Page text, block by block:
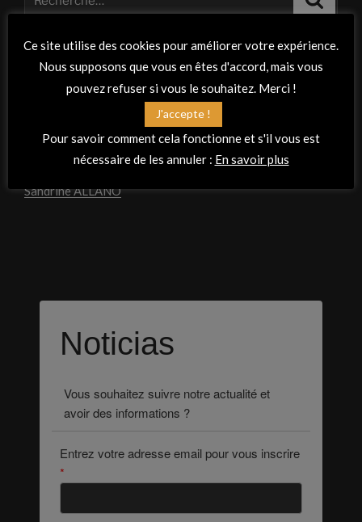
pour
À PROPOS DE CE SITE
Crédits photos :
Conception et réalisation :
Laura MOLINA
Sandrine ALLANO
Noticias
Vous souhaitez suivre notre actualité et
avoir des informations ?
Entrez votre adresse email pour vous inscrire
*
Ce site utilise des cookies pour améliorer votre expérience.
Nous supposons que vous en êtes d'accord, mais vous
pouvez refuser si vous le souhaitez. Merci !
J'accepte !
Pour savoir comment cela fonctionne et s'il vous est
nécessaire de les annuler : En savoir plus